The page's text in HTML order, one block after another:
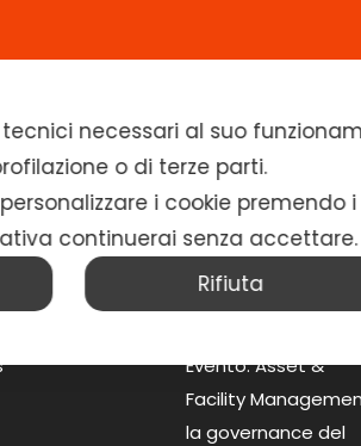
siamo Soluzioni News
Articoli recenti
Evento: Asset &
Facility
la governance del
necessari al suo
o di terze parti.
i cookie premendo
continuerai senza accettare.
Rifiuta